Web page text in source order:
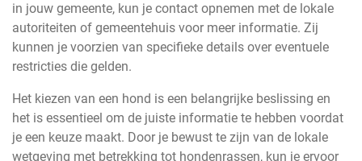
in jouw gemeente, kun je contact opnemen met de lokale
autoriteiten of gemeentehuis voor meer informatie. Zij
kunnen je voorzien van specifieke details over eventuele
restricties die gelden.
Het kiezen van een hond is een belangrijke beslissing en
het is essentieel om de juiste informatie te hebben voordat
je een keuze maakt. Door je bewust te zijn van de lokale
wetgeving met betrekking tot hondenrassen, kun je ervoor